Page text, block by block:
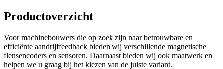
Productoverzicht
Voor machinebouwers die op zoek zijn naar betrouwbare en
efficiënte aandrijffeedback bieden wij verschillende magnetische
flensencoders en sensoren. Daarnaast bieden wij ook maatwerk en
helpen we u graag bij het kiezen van de juiste variant.